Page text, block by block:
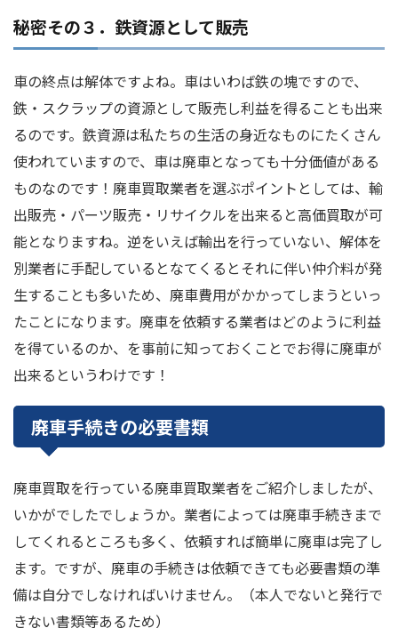
秘密その３．鉄資源として販売
車の終点は解体ですよね。車はいわば鉄の塊ですので、
鉄・スクラップの資源として販売し利益を得ることも出来
るのです。鉄資源は私たちの生活の身近なものにたくさん
使われていますので、車は廃車となっても十分価値がある
ものなのです！廃車買取業者を選ぶポイントとしては、輸
出販売・パーツ販売・リサイクルを出来ると高価買取が可
能となりますね。逆をいえば輸出を行っていない、解体を
別業者に手配しているとなてくるとそれに伴い仲介料が発
生することも多いため、廃車費用がかかってしまうといっ
たことになります。廃車を依頼する業者はどのように利益
を得ているのか、を事前に知っておくことでお得に廃車が
出来るというわけです！
廃車手続きの必要書類
廃車買取を行っている廃車買取業者をご紹介しましたが、
いかがでしたでしょうか。業者によっては廃車手続きまで
してくれるところも多く、依頼すれば簡単に廃車は完了し
ます。ですが、廃車の手続きは依頼できても必要書類の準
備は自分でしなければいけません。（本人でないと発行で
きない書類等あるため）